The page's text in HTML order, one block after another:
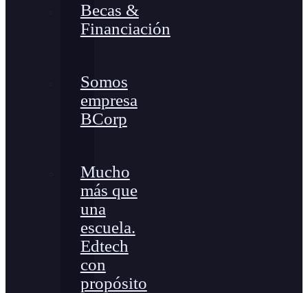
Becas &
Financiación
Somos
empresa
BCorp
Mucho
más que
una
escuela.
Edtech
con
propósito